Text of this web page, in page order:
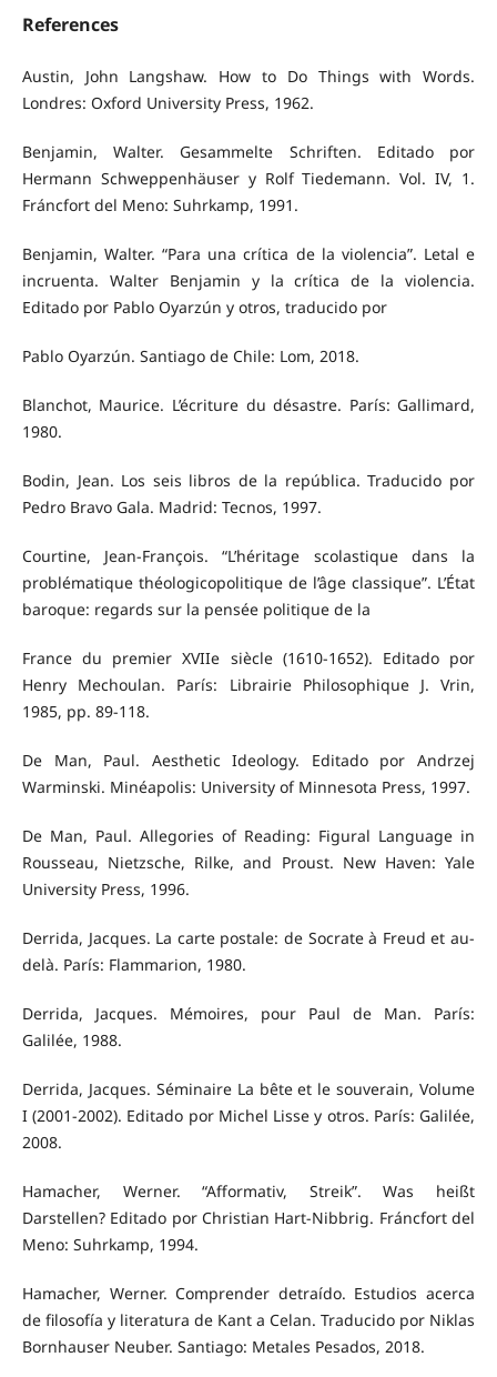
References
Austin, John Langshaw. How to Do Things with Words.
Londres: Oxford University Press, 1962.
Benjamin, Walter. Gesammelte Schriften. Editado por
Hermann Schweppenhäuser y Rolf Tiedemann. Vol. IV, 1.
Fráncfort del Meno: Suhrkamp, 1991.
Benjamin, Walter. “Para una crítica de la violencia”. Letal e
incruenta. Walter Benjamin y la crítica de la violencia.
Editado por Pablo Oyarzún y otros, traducido por
Pablo Oyarzún. Santiago de Chile: Lom, 2018.
Blanchot, Maurice. L’écriture du désastre. París: Gallimard,
1980.
Bodin, Jean. Los seis libros de la república. Traducido por
Pedro Bravo Gala. Madrid: Tecnos, 1997.
Courtine, Jean-François. “L’héritage scolastique dans la
problématique théologicopolitique de l’âge classique”. L’État
baroque: regards sur la pensée politique de la
France du premier XVIIe siècle (1610-1652). Editado por
Henry Mechoulan. París: Librairie Philosophique J. Vrin,
1985, pp. 89-118.
De Man, Paul. Aesthetic Ideology. Editado por Andrzej
Warminski. Minéapolis: University of Minnesota Press, 1997.
De Man, Paul. Allegories of Reading: Figural Language in
Rousseau, Nietzsche, Rilke, and Proust. New Haven: Yale
University Press, 1996.
Derrida, Jacques. La carte postale: de Socrate à Freud et au-
delà. París: Flammarion, 1980.
Derrida, Jacques. Mémoires, pour Paul de Man. París:
Galilée, 1988.
Derrida, Jacques. Séminaire La bête et le souverain, Volume
I (2001-2002). Editado por Michel Lisse y otros. París: Galilée,
2008.
Hamacher, Werner. “Afformativ, Streik”. Was heißt
Darstellen? Editado por Christian Hart-Nibbrig. Fráncfort del
Meno: Suhrkamp, 1994.
Hamacher, Werner. Comprender detraído. Estudios acerca
de filosofía y literatura de Kant a Celan. Traducido por Niklas
Bornhauser Neuber. Santiago: Metales Pesados, 2018.